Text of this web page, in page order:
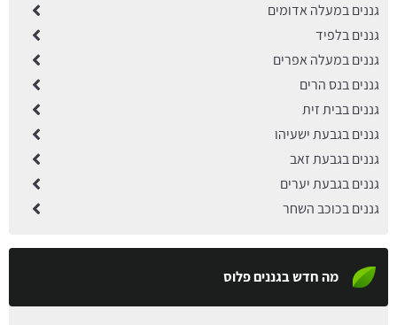
גננים במעלה אדומים
גננים בלפיד
גננים במעלה אפרים
גננים בנס הרים
גננים בבית זית
גננים בגבעת ישעיהו
גננים בגבעת זאב
גננים בגבעת יערים
גננים בכוכב השחר
מה חדש בגננים פלוס
גיזום עצים בקריית אונו: